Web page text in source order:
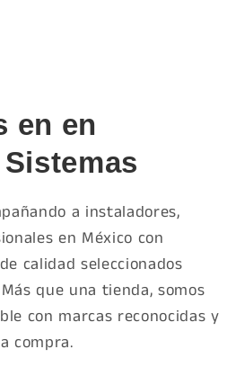
en en
a instaladores,
en México con
calidad seleccionados
que una tienda, somos
con marcas reconocidas y
compra.